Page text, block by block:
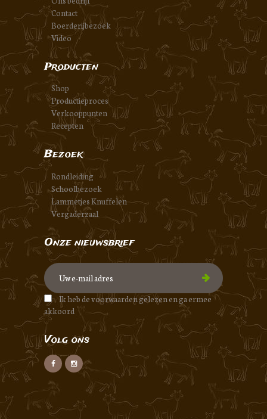
Contact
Boerderijbezoek
Video
Producten
Shop
Productieproces
Verkooppunten
Recepten
Bezoek
Rondleiding
Schoolbezoek
Lammetjes Knuffelen
Vergaderzaal
Onze nieuwsbrief
Ik heb de voorwaarden gelezen en ga ermee
akkoord
Volg ons